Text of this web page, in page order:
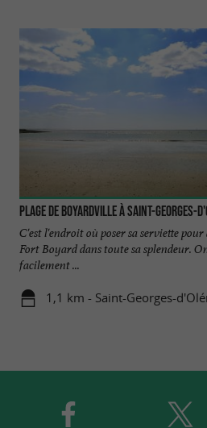
Plage de Boyardville à Saint-Georges-
C'est l'endroit où poser sa serviette
Fort Boyard dans toute sa splendeur.
facilement ...
1,1 km - Saint-Georges-